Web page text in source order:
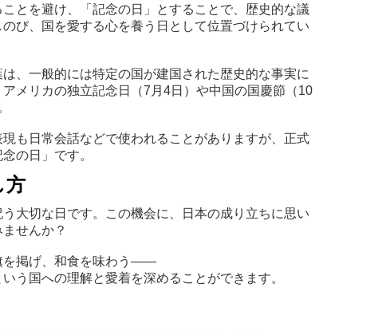
とを避け、「記念の日」とすることで、歴史的な議
び、国を愛する心を養う日として位置づけられてい
、一般的には特定の国が建国された歴史的な事実に
メリカの独立記念日（7月4日）や中国の国慶節（10
も日常会話などで使われることがありますが、正式
の日」です。
方
大切な日です。この機会に、日本の成り立ちに思い
せんか？
を掲げ、和食を味わう――
う国への理解と愛着を深めることができます。